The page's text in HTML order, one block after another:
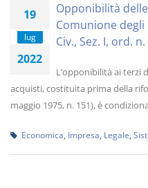
19
lug
2022
Opponibilità
Comunione degli
Civ., Sez. I, ord.
L’opponibilità ai terzi
acquisti, costituita prima della
maggio 1975, n. 151), è
Economica Impresa Legale